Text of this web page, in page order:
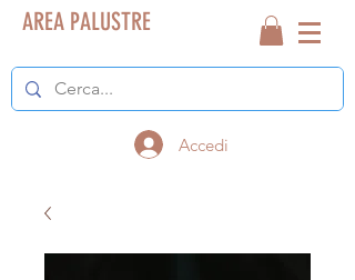
AREA PALUSTRE
Accedi